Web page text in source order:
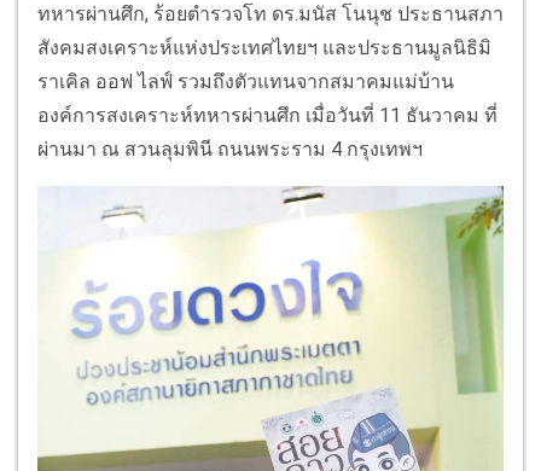
ทหารผ่านศึก, ร้อยตำรวจโท ดร.มนัส โนนุช ประธานสภา
สังคมสงเคราะห์แห่งประเทศไทยฯ และประธานมูลนิธิมิ
ราเคิล ออฟ ไลฟ์ รวมถึงตัวแทนจากสมาคมแม่บ้าน
องค์การสงเคราะห์ทหารผ่านศึก เมื่อวันที่ 11 ธันวาคม ที่
ผ่านมา ณ สวนลุมพินี ถนนพระราม 4 กรุงเทพฯ